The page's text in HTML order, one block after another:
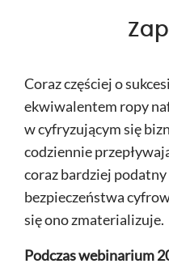
Coraz częściej o
ekwiwalentem ropy
w cyfryzującym się
codziennie
coraz bardziej
bezpieczeństwa
się ono zmaterializuje.
Podczas webinarium